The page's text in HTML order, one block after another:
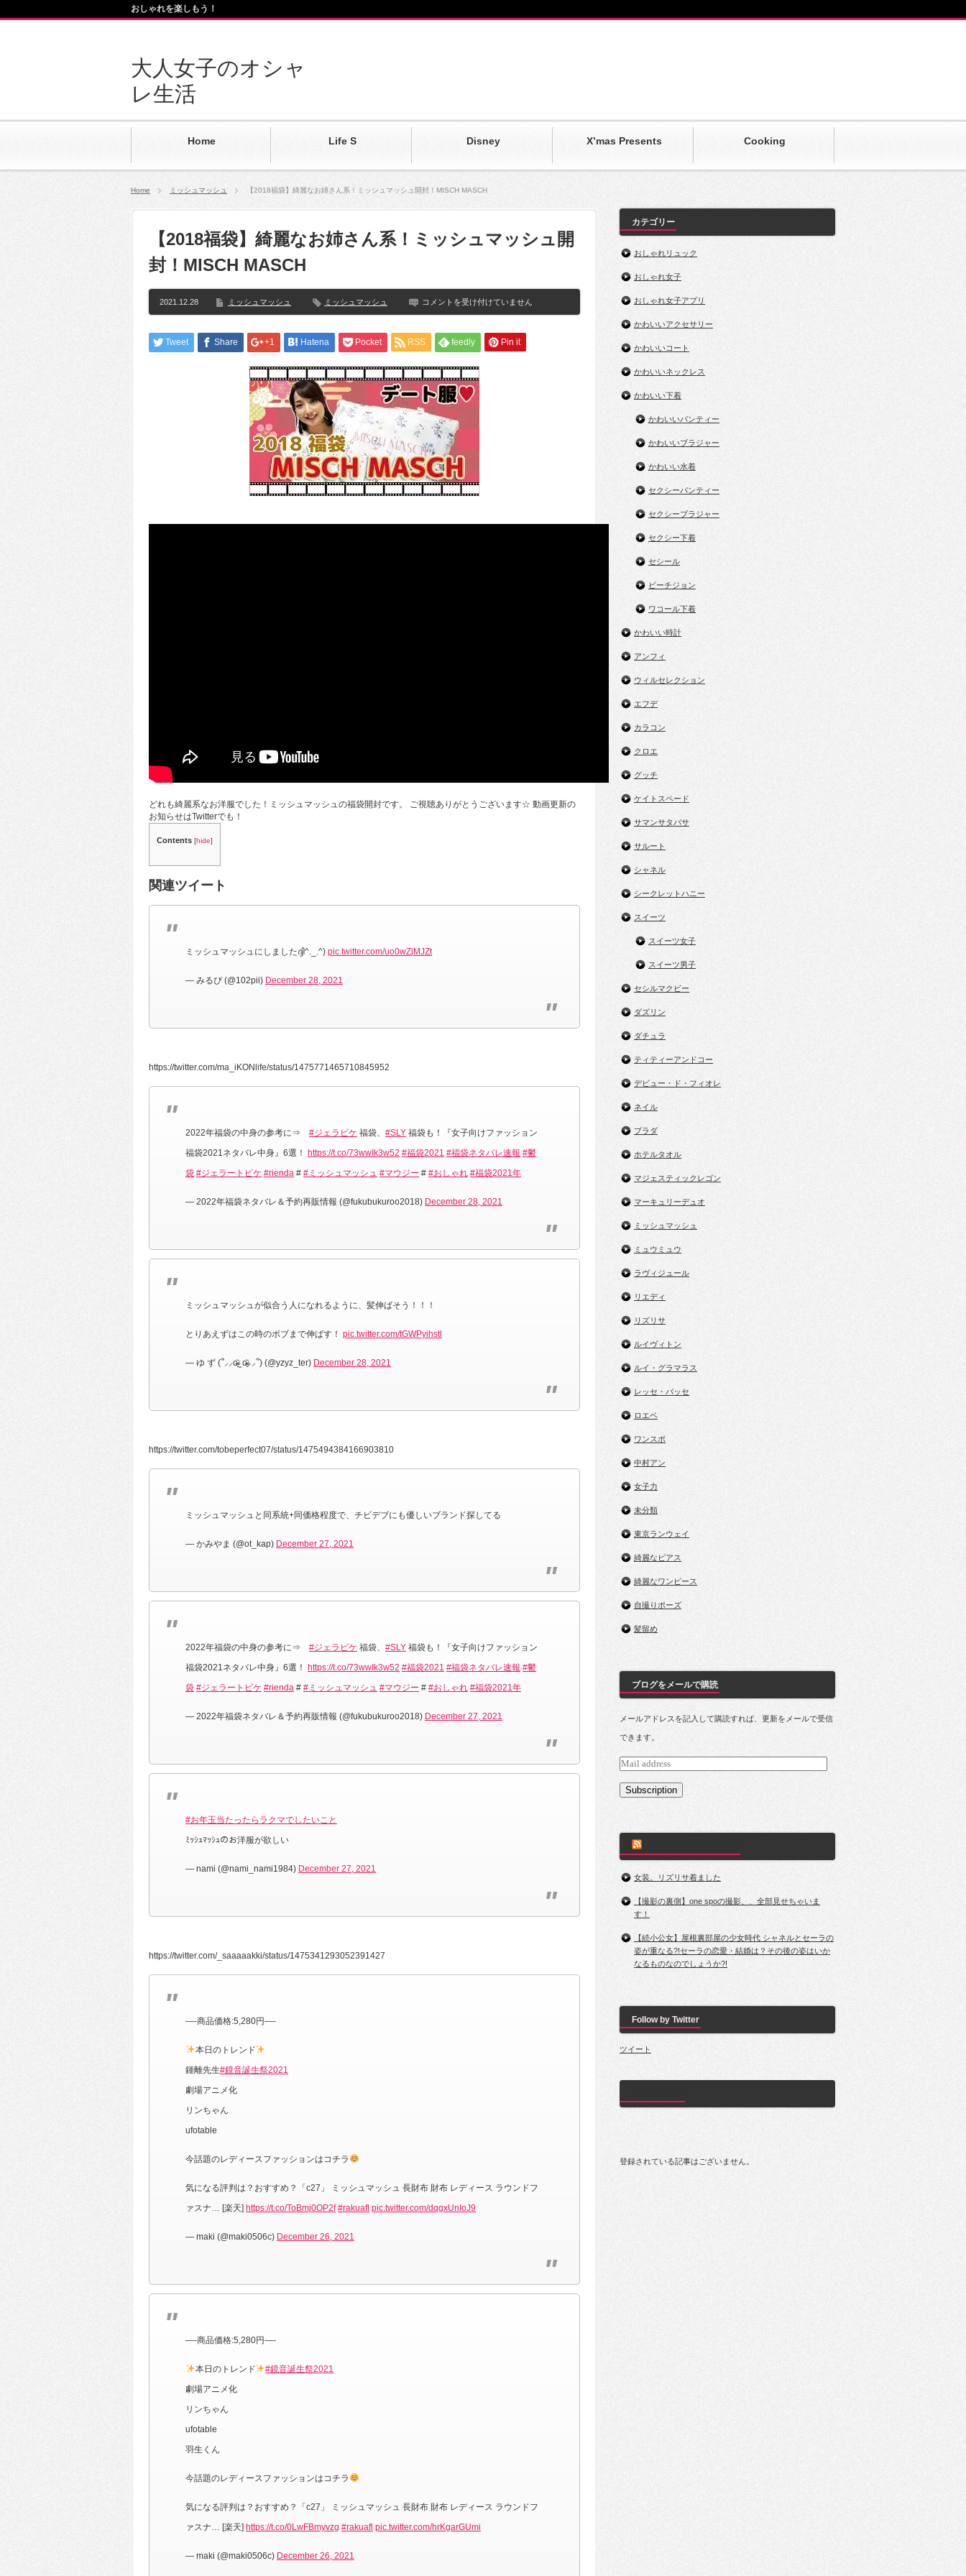
大人女子のオシャ
レ生活
Home Life S Disney X’mas Presents Cooking
おしゃれを楽しもう！
Home ミッシュマッシュ 【2018福袋】綺麗なお姉さん系！ミッシュマッシュ開封！MISCH MASCH
【2018福袋】綺麗なお姉さん系！ミッシュマッシュ開
封！MISCH MASCH
2021.12.28 ミッシュマッシュ ミッシュマッシュ
【2018
綺
麗
お
姉
さ
ん
系！
ミ
シ
ュ
マ
ッ
シ
コメントを受け付けていません
Tweet Share +1 Hatena Pocket RSS feedly Pin it
どれも綺麗系なお洋服でした！ミッシュマッシュの福袋開封です。 ご視聴ありがとうございます☆ 動画更新の
お知らせはTwitterでも！
Contents [hide]
関連ツイート
ミッシュマッシュにしましたദ്ദി^._.^) pic.twitter.com/uo0wZjMJZt
— みるぴ (@102pii) December 28, 2021
https://twitter.com/ma_iKONlife/status/1475771465710845952
2022年福袋の中身の参考に⇒ #ジェラピケ 福袋、 #SLY 福袋も！『女子向けファッション
福袋2021ネタバレ中身』6選！ https://t.co/73wwIk3w52 #福袋2021 #福袋ネタバレ速報 #鬱
袋 #ジェラートピケ #rienda # #ミッシュマッシュ #マウジー # #おしゃれ #福袋2021年
— 2022年福袋ネタバレ＆予約再販情報 (@fukubukuroo2018) December 28, 2021
ミッシュマッシュが似合う人になれるように、髪伸ばそう！！！
とりあえずはこの時のボブまで伸ばす！ pic.twitter.com/tGWPyihstl
— ゆ ず (՞⸝⸝o̴̶̷̥᷅ ̫ o̴̶̷̥᷅⸝⸝՞) (@yzyz_ter) December 28, 2021
https://twitter.com/tobeperfect07/status/1475494384166903810
ミッシュマッシュと同系統+同価格程度で、チビデブにも優しいブランド探してる
— かみやま (@ot_kap) December 27, 2021
2022年福袋の中身の参考に⇒ #ジェラピケ 福袋、 #SLY 福袋も！『女子向けファッション
福袋2021ネタバレ中身』6選！ https://t.co/73wwIk3w52 #福袋2021 #福袋ネタバレ速報 #鬱
袋 #ジェラートピケ #rienda # #ミッシュマッシュ #マウジー # #おしゃれ #福袋2021年
— 2022年福袋ネタバレ＆予約再販情報 (@fukubukuroo2018) December 27, 2021
#お年玉当たったらラクマでしたいこと
ﾐｯｼｭﾏｯｼｭのお洋服が欲しい
— nami (@nami_nami1984) December 27, 2021
https://twitter.com/_saaaaakki/status/1475341293052391427
—-商品価格:5,280円—-
本日のトレンド
鍾離先生#鏡音誕生祭2021
劇場アニメ化
リンちゃん
ufotable
今話題のレディースファッションはコチラ
気になる評判は？おすすめ？「c27」 ミッシュマッシュ 長財布 財布 レディース ラウンドフ
ァスナ… [楽天] https://t.co/ToBmj0OP2f #rakuafl pic.twitter.com/dqgxUnIoJ9
— maki (@maki0506c) December 26, 2021
—-商品価格:5,280円—-
本日のトレンド
#鏡音誕生祭2021
劇場アニメ化
リンちゃん
ufotable
羽生くん
今話題のレディースファッションはコチラ
気になる評判は？おすすめ？「c27」 ミッシュマッシュ 長財布 財布 レディース ラウンドフ
ァスナ… [楽天] https://t.co/0LwFBmyvzg #rakuafl pic.twitter.com/hrKgarGUmi
— maki (@maki0506c) December 26, 2021
カテゴリー
おしゃれリュック
おしゃれ女子
おしゃれ女子アプリ
かわいいアクセサリー
かわいいコート
かわいいネックレス
かわいい下着
かわいいパンティー
かわいいブラジャー
かわいい水着
セクシーパンティー
セクシーブラジャー
セクシー下着
セシール
ピーチジョン
ワコール下着
かわいい時計
アンフィ
ウィルセレクション
エフデ
カラコン
クロエ
グッチ
ケイトスペード
サマンサタバサ
サルート
シャネル
シークレットハニー
スイーツ
スイーツ女子
スイーツ男子
セシルマクビー
ダズリン
ダチュラ
ティティーアンドコー
デビュー・ド・フィオレ
ネイル
プラダ
ホテルタオル
マジェスティックレゴン
マーキュリーデュオ
ミッシュマッシュ
ミュウミュウ
ラヴィジュール
リエディ
リズリサ
ルイヴィトン
ルイ・グラマラス
レッセ・パッセ
ロエベ
ワンスポ
中村アン
女子力
未分類
東京ランウェイ
綺麗なピアス
綺麗なワンピース
自撮りポーズ
髪留め
ブログをメールで購読
メールアドレスを記入して購読すれば、更新をメールで受信
できます。
Mail
address
Subscription
女装。リズリサ着ました
【撮影の裏側】one spoの撮影、、全部見せちゃいま
す！
【続小公女】屋根裏部屋の少女時代 シャネルとセーラの
姿が重なる?!セーラの恋愛・結婚は？その後の姿はいか
なるものなのでしょうか?!
Follow by Twitter
ツイート
登録されている記事はございません。